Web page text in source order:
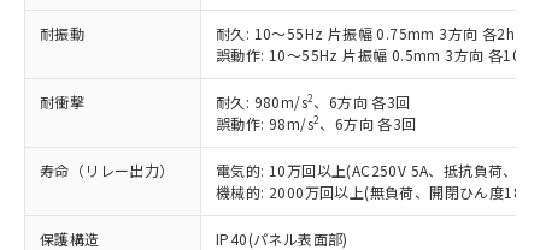
耐振動
耐久: 10～55Hz 片振幅 0.75mm 3方向 各2h
誤動作: 10～55Hz 片振幅 0.5mm 3方向 各
耐衝撃 耐久: 980m/s2、6方向 各3回
誤動作: 98m/s2、6方向 各3回
寿命（リレー出力）
電気的: 10万回以上(AC250V 5A、抵抗負荷、
機械的: 2000万回以上(無負荷、開閉ひん度
保護構造 IP40(パネル表面部)
記載している更新日時点での社内デー
タに基づき作成されるものであり、閲
覧された時点での実際の在庫および標
準価格とは異なる場合があることをご
了承ください。
正式な納期状況および標準価格はお客
様のお取引先、またはお客様担当のオ
ムロン制御機器販売店・当社販売員に
ご相談ください。
オムロン制御機器販売店や当社販売拠
*EU RoHS指令（10物質）：
鉛(Pb) 1000ppm以下、 水銀(Hg) 1000ppm以下、 カド
ミウム(Cd) 100ppm以下、
六価クロム(Cr(Ⅵ)) 1000ppm以下、ポリ臭化ビフェニル
類(PBB) 1000ppm以下、ポリ臭化ジフェニルエーテル類
(PBDE) 1000ppm以下、フタル酸ビス(2-エチルヘキシ
ル) (DEHP)(別名：DOP) 1000ppm以下、フタル酸ブチ
ルベンジル（BBP） 1000ppm以下、フタル酸ジブチル
（DBP） 1000ppm以下、フタル酸ジイソブチル
(DIBP) 1000ppm以下
但し、RoHS指令で産業用監視および制御機器に対する
フタル酸エステル類の４物質については閾値を超える意
*中国RoHS10物質の基準値 (GB/T26572)：
Pb(鉛) :1000ppm、 Hg(水銀) : 1000ppm、 Cd(カドミウ
Cr(Ⅵ)(六価クロム) : 1000ppm、 PBBs(ポリ臭化ビフェ
ニル類) : 1000ppm、 PBDEs(ポリ臭化ジフェニルエーテ
イソブチル) : 1000ppm、 BBP(フタル酸ブチルベンジ
DEHP(フタル酸ビス(2-エチルヘキシル)) : 1000ppm
（以下｢規制貨物等」という）を輸出
または国外への提供する場合は、日本
国政府の輸出許可(または役務取引許
可)を取得するなどの必要な手続きを
とります。
当社は規制貨物を破棄する場合は、完
全に破砕するなど、違法に輸出されな
いよう必要な手段を講じます。
当社は貴社製品を、核兵器、ミサイ
ル、化学兵器、生物兵器またはその他
一定数以上の在庫あり
△ 一定数には満たないが在庫あり
在庫なし(最新の在庫状況につ